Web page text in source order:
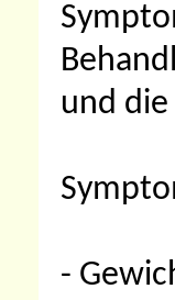
und
-